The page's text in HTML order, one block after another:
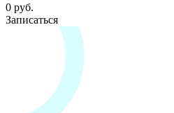
0 руб.
Записаться